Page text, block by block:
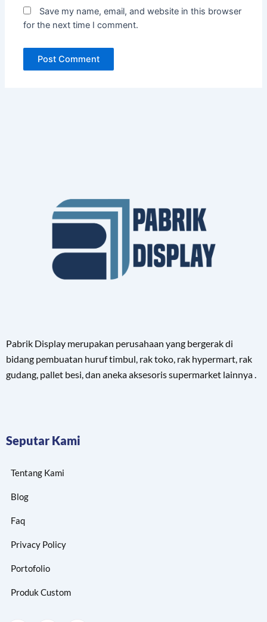
Save my name, email, and website in this browser
for the next time I comment.
Pabrik Display merupakan perusahaan yang bergerak di
bidang pembuatan huruf timbul, rak toko, rak hypermart, rak
gudang, pallet besi, dan aneka aksesoris supermarket lainnya .
Seputar Kami
Tentang Kami
Blog
Faq
Privacy Policy
Portofolio
Produk Custom